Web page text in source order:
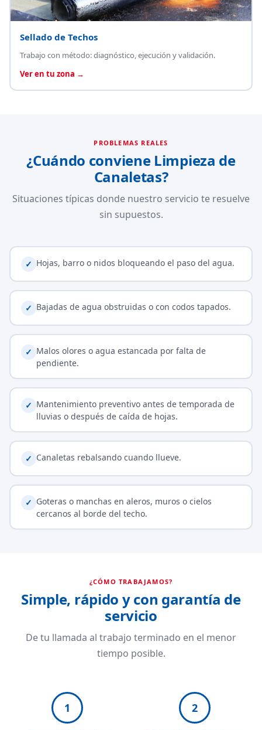
Sellado de Techos
Trabajo con método: diagnóstico, ejecución y validación.
Ver en tu zona →
PROBLEMAS REALES
¿Cuándo conviene Limpieza de
Canaletas?
Situaciones típicas donde nuestro servicio te resuelve
sin supuestos.
✓ Hojas, barro o nidos bloqueando el paso del agua.
✓ Bajadas de agua obstruidas o con codos tapados.
✓ Malos olores o agua estancada por falta de
pendiente.
✓ Mantenimiento preventivo antes de temporada de
lluvias o después de caída de hojas.
✓ Canaletas rebalsando cuando llueve.
✓ Goteras o manchas en aleros, muros o cielos
cercanos al borde del techo.
¿CÓMO TRABAJAMOS?
Simple, rápido y con garantía de
servicio
De tu llamada al trabajo terminado en el menor
tiempo posible.
1 2